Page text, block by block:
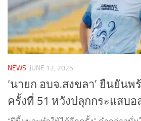
NEWS JUNE 12, 2025
‘นายก อบจ.สงขลา’ ยืนยัน
ครั้งที่ 51 หวังปลุกกระแสบอ